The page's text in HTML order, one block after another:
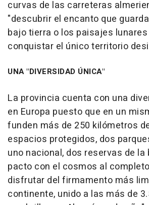
curvas de las carreteras
"descubrir el encanto que
bajo tierra o los paisajes
conquistar el único territorio
UNA "DIVERSIDAD ÚNICA"
La provincia cuenta con una
en Europa puesto que en un
funden más de 250 kilómetros
espacios protegidos, dos
uno nacional, dos reservas de la
pacto con el cosmos al
disfrutar del firmamento más
continente, unido a las más de